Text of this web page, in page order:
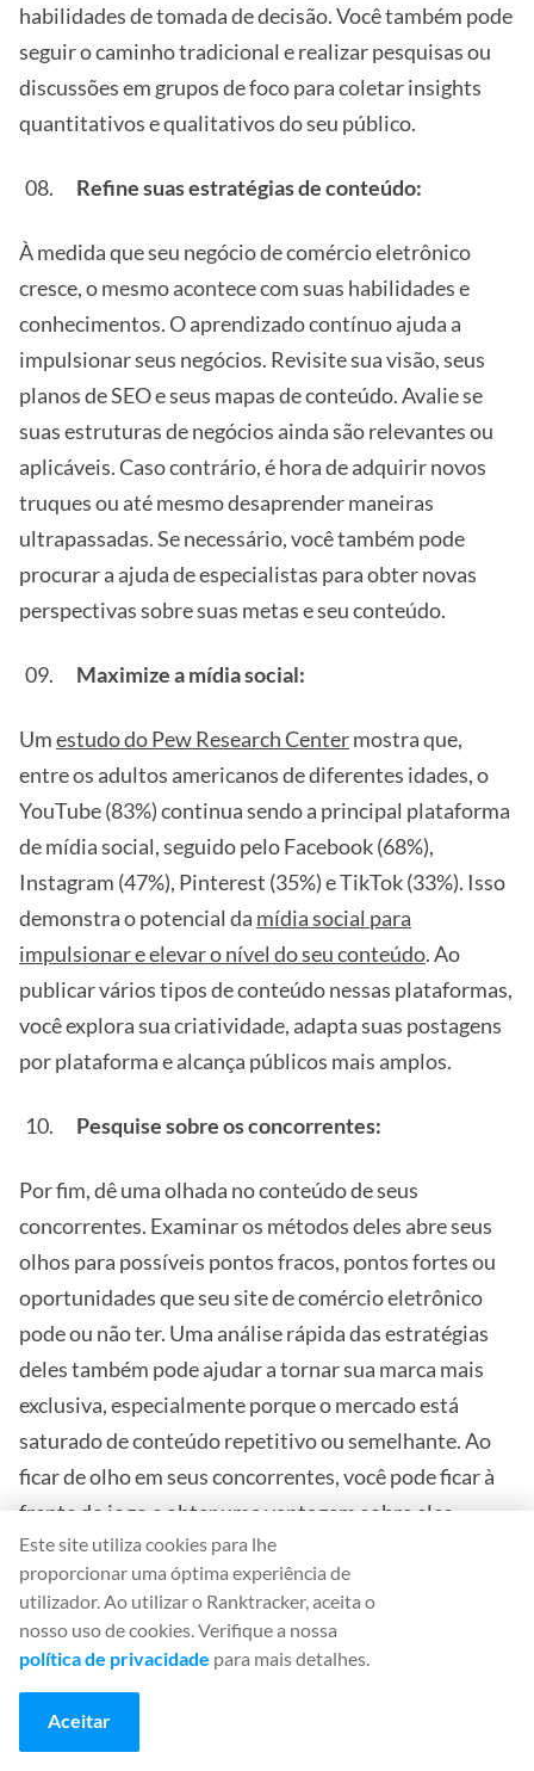
habilidades de tomada de decisão. Você também pode
seguir o caminho tradicional e realizar pesquisas ou
discussões em grupos de foco para coletar insights
quantitativos e qualitativos do seu público.
Refine suas estratégias de conteúdo:
À medida que seu negócio de comércio eletrônico
cresce, o mesmo acontece com suas habilidades e
conhecimentos. O aprendizado contínuo ajuda a
impulsionar seus negócios. Revisite sua visão, seus
planos de SEO e seus mapas de conteúdo. Avalie se
suas estruturas de negócios ainda são relevantes ou
aplicáveis. Caso contrário, é hora de adquirir novos
truques ou até mesmo desaprender maneiras
ultrapassadas. Se necessário, você também pode
procurar a ajuda de especialistas para obter novas
perspectivas sobre suas metas e seu conteúdo.
Maximize a mídia social:
Umestudo do Pew Research Centermostra que,
entre os adultos americanos de diferentes idades, o
YouTube (83%) continua sendo a principal plataforma
de mídia social, seguido pelo Facebook (68%),
Instagram (47%), Pinterest (35%) e TikTok (33%). Isso
demonstra o potencial da mídia social para
impulsionar e elevar o nível do seu conteúdo. Ao
publicar vários tipos de conteúdo nessas plataformas,
você explora sua criatividade, adapta suas postagens
por plataforma e alcança públicos mais amplos.
Pesquise sobre os concorrentes:
Por fim, dê uma olhada no conteúdo de seus
concorrentes. Examinar os métodos deles abre seus
olhos para possíveis pontos fracos, pontos fortes ou
oportunidades que seu site de comércio eletrônico
pode ou não ter. Uma análise rápida das estratégias
deles também pode ajudar a tornar sua marca mais
exclusiva, especialmente porque o mercado está
saturado de conteúdo repetitivo ou semelhante. Ao
ficar de olho em seus concorrentes, você pode ficar à
frente do jogo e obter uma vantagem sobre eles.
Este site utiliza cookies para lhe
proporcionar uma óptima experiência de
utilizador. Ao utilizar o Ranktracker, aceita o
nosso uso de cookies. Verifique a nossa
política de privacidade para mais detalhes.
Aceitar